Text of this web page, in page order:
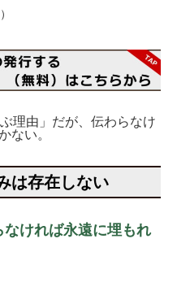
理由」だが、伝わらなけ
ない。
は存在しない
なければ永遠に埋もれ